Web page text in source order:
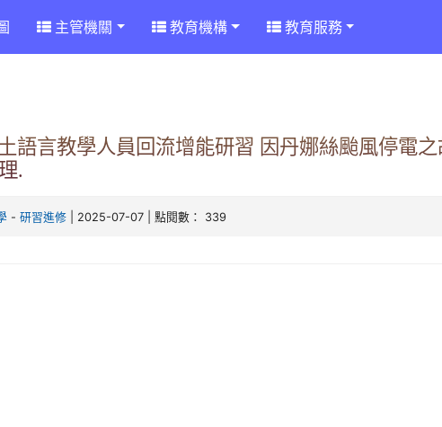
主管機關 教育機構 教育服務
語言教學人員回流增能研習 因丹娜絲颱風停電之
.
- 研習進修 | 2025-07-07 | 點閱數： 339